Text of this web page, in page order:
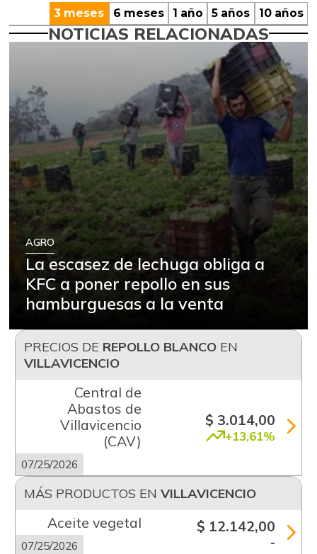
3 meses 6 meses 1 año 5 años 10 años
NOTICIAS RELACIONADAS
AGRO
La escasez de lechuga obliga a
KFC a poner repollo en sus
hamburguesas a la venta
PRECIOS DE REPOLLO BLANCOEN
VILLAVICENCIO
Central de
Abastos de
Villavicencio
(CAV)
07/25/2026
$ 3.014,00
+13,61%
MÁS PRODUCTOS EN VILLAVICENCIO
Aceite vegetal
07/25/2026
$ 12.142,00
-